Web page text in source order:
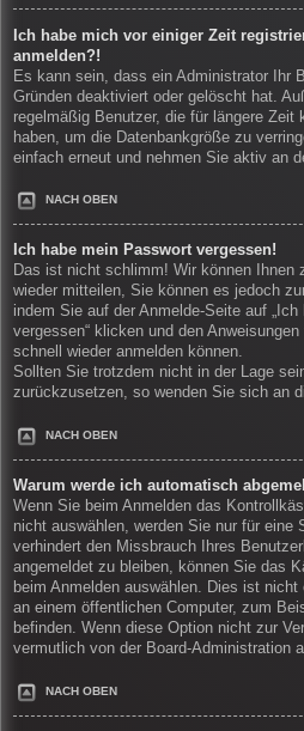
Ich habe mich vor einiger Zeit
anmelden?!
Es kann sein, dass ein Administrator Ihr
Gründen deaktiviert oder gelöscht hat.
regelmäßig Benutzer, die für längere Zeit
haben, um die Datenbankgröße zu
einfach erneut und nehmen Sie aktiv an
NACH OBEN
Ich habe mein Passwort vergessen!
Das ist nicht schlimm! Wir können Ihnen
wieder mitteilen, Sie können es jedoch
indem Sie auf der Anmelde-Seite auf
vergessen“ klicken und den
schnell wieder anmelden können.
Sollten Sie trotzdem nicht in der Lage
zurückzusetzen, so wenden Sie sich an
NACH OBEN
Warum werde ich automatisch
Wenn Sie beim Anmelden das
nicht auswählen, werden Sie nur für eine
verhindert den Missbrauch Ihres
angemeldet zu bleiben, können Sie das
beim Anmelden auswählen. Dies ist
an einem öffentlichen Computer, zum
befinden. Wenn diese Option nicht zur
vermutlich von der Board-Administration
NACH OBEN